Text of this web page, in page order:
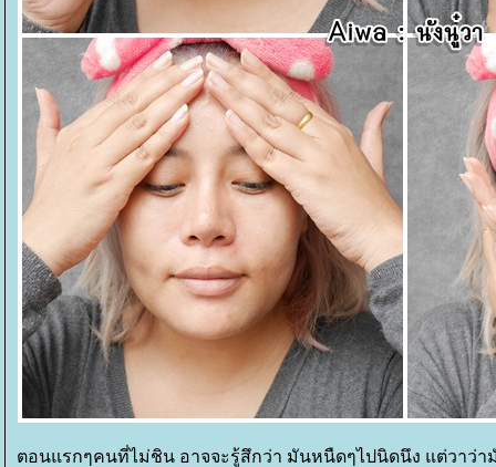
ตอนแรกๆคนที่ไม่ชิน อาจจะรู้สึกว่า มันหนืดๆไปนิดนึง แต่วาว่